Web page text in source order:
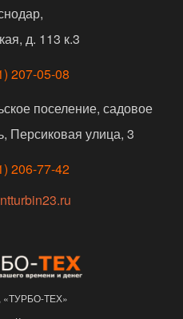
д. 113 к.3
207-05-08
поселение, садовое
Персиковая улица, 3
206-77-42
«ТУРБО-ТЕХ»